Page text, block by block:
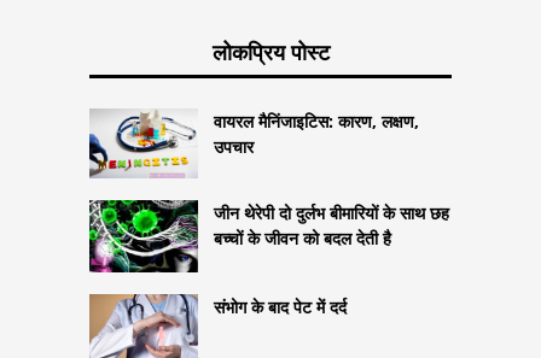
लोकप्रिय पोस्ट
वायरल मैनिंजाइटिस: कारण, लक्षण,
उपचार
जीन थेरेपी दो दुर्लभ बीमारियों के साथ छह
बच्चों के जीवन को बदल देती है
संभोग के बाद पेट में दर्द